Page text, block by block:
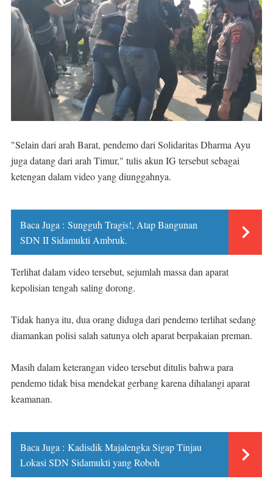
"Selain dari arah Barat, pendemo dari Solidaritas Dharma Ayu
juga datang dari arah Timur," tulis akun IG tersebut sebagai
ketengan dalam video yang diunggahnya.
Baca Juga : Sungguh Tragis!, Atap Bangunan
SDN II Sidamukti Ambruk.
Terlihat dalam video tersebut, sejumlah massa dan aparat
kepolisian tengah saling dorong.
Tidak hanya itu, dua orang diduga dari pendemo terlihat sedang
diamankan polisi salah satunya oleh aparat berpakaian preman.
Masih dalam keterangan video tersebut ditulis bahwa para
pendemo tidak bisa mendekat gerbang karena dihalangi aparat
keamanan.
Baca Juga : Kadisdik Majalengka Sigap Tinjau
Lokasi SDN Sidamukti yang Roboh